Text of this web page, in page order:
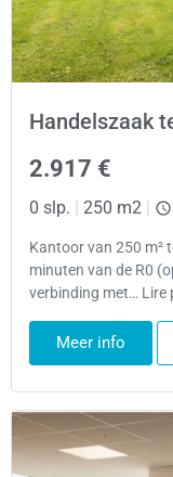
Handelszaak
2.917 €
0 slp. | 250 m2 |
Kantoor van 250 m²
minuten van de R0
verbinding met… Lire
Meer info